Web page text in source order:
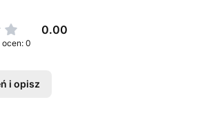
0.00
0
i opisz